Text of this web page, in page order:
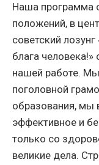
Наша программа
положений, в
советский
блага
нашей работе.
поголовной
образования, мы
эффективное и
только со
великие дела.